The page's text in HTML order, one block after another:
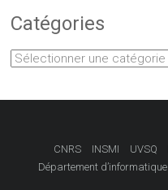
Catégories
Catégories
CNRS INSMI UVSQ
Département d’informatique